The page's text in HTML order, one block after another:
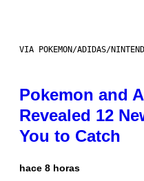
VIA POKEMON/ADIDAS/
Pokemon and
Revealed 12
You to Catch
hace 8 horas